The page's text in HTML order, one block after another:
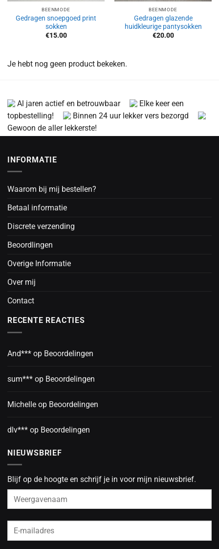
BEENMODE
Gedragen snoepgoed print
sokken
€15.00
BEENMODE
Gedragen glazende
huidkleurige pantysokken
€20.00
Je hebt nog geen product bekeken.
Al jaren actief en betrouwbaar
Elke keer een
topbestelling!
Binnen 24 uur lekker vers bezorgd
Gewoon de aller lekkerste!
INFORMATIE
Waarom bij mij bestellen?
Betaal informatie
Discrete verzending
Beoordlingen
Overige Informatie
Over mij
Contact
RECENTE REACTIES
And*** op Beoordelingen
sum*** op Beoordelingen
Michelle op Beoordelingen
dlv*** op Beoordelingen
NIEUWSBRIEF
Blijf op de hoogte en schrijf je in voor mijn nieuwsbrief.